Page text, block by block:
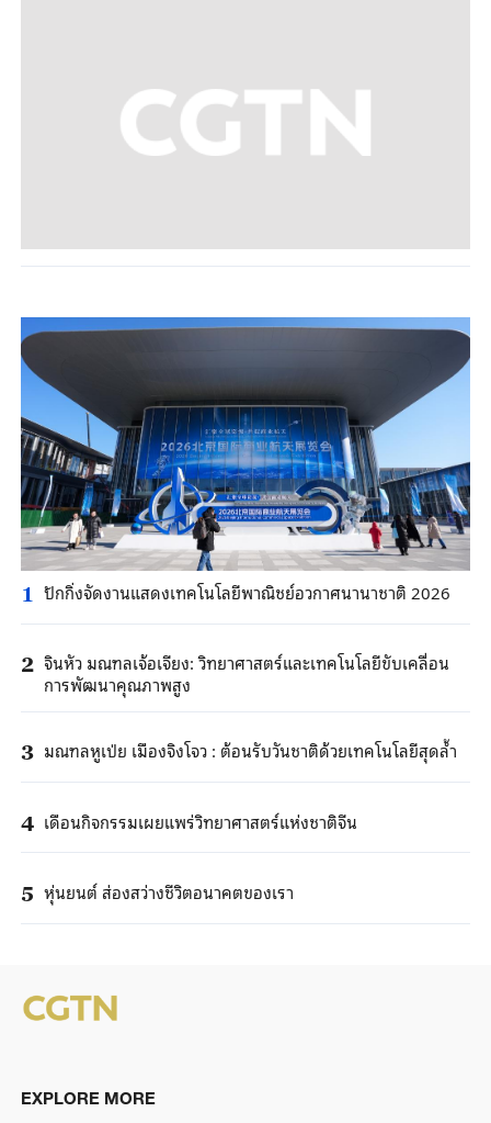
1 ปักกิ่งจัดงานแสดงเทคโนโลยีพาณิชย์อวกาศนานาชาติ 2026
2 จินหัว มณฑลเจ้อเจียง: วิทยาศาสตร์และเทคโนโลยีขับเคลื่อน
การพัฒนาคุณภาพสูง
3 มณฑลหูเป่ย เมืองจิงโจว : ต้อนรับวันชาติด้วยเทคโนโลยีสุดล้ำ
4 เดือนกิจกรรมเผยแพร่วิทยาศาสตร์แห่งชาติจีน
5 หุ่นยนต์ ส่องสว่างชีวิตอนาคตของเรา
EXPLORE MORE